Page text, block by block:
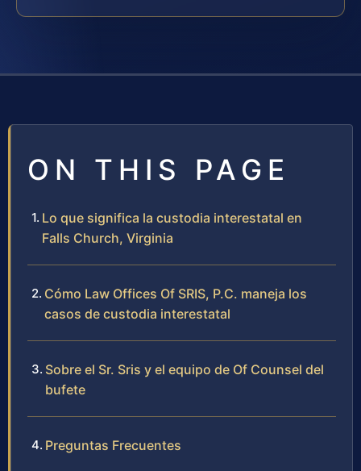
ON THIS PAGE
Lo que significa la custodia interestatal en
Falls Church, Virginia
Cómo Law Offices Of SRIS, P.C. maneja los
casos de custodia interestatal
Sobre el Sr. Sris y el equipo de Of Counsel del
bufete
Preguntas Frecuentes